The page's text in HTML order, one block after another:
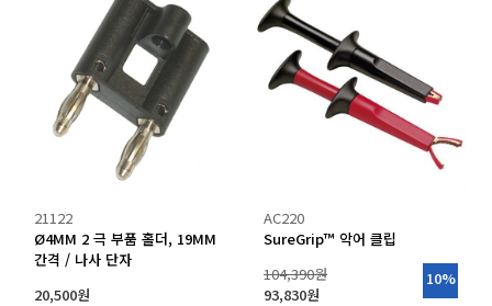
21122
Ø4MM 2 극 부품 홀더, 19MM
간격 / 나사 단자
20,500원
AC220
SureGrip™ 악어 클립
104,390원
93,830원
10%